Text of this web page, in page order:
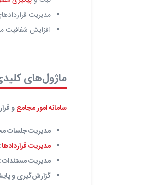
مدیریت
افزایش شفافیت
ماژول‌های
سامانه امور مجامعو
مدیریت جلسات
مدیریت قراردادها:
مدیریت مستندات:
گزارش‌گیری و